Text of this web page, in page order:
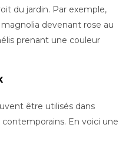
du jardin. Par exemple,
devenant rose au
prenant une couleur
être utilisés dans
En voici une